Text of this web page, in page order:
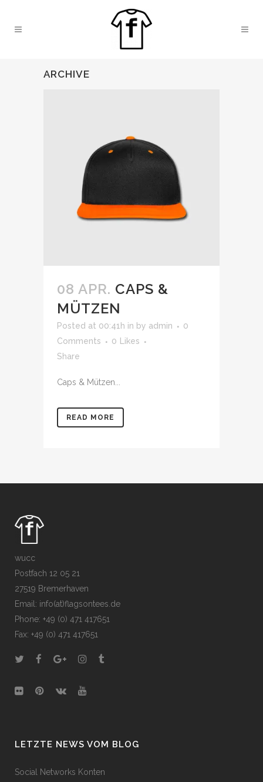
ARCHIVE
08 APR. CAPS &
MÜTZEN
Posted at 00:41h in by admin
0
Comments
0
Likes
Share
Caps & Mützen...
READ MORE
wucc
Postfach 12 05 21
27519 Bremerhaven
Email: info(at)flagsontees.de
Phone: +49 (0) 471 417651
Fax: +49 (0) 471 417651
LETZTE NEWS VOM BLOG
Social Networks Konten